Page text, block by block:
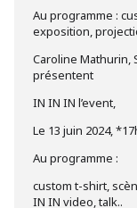
Au programme :
exposition,
Caroline Mathurin,
présentent
IN IN IN l’event,
Le 13 juin 2024,
Au programme :
custom t-shirt,
IN IN video, talk..